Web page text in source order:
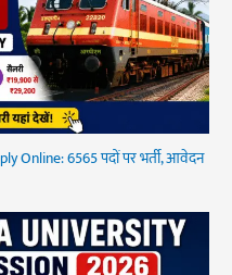
Online: 6565 पदों पर भर्ती, आवेदन